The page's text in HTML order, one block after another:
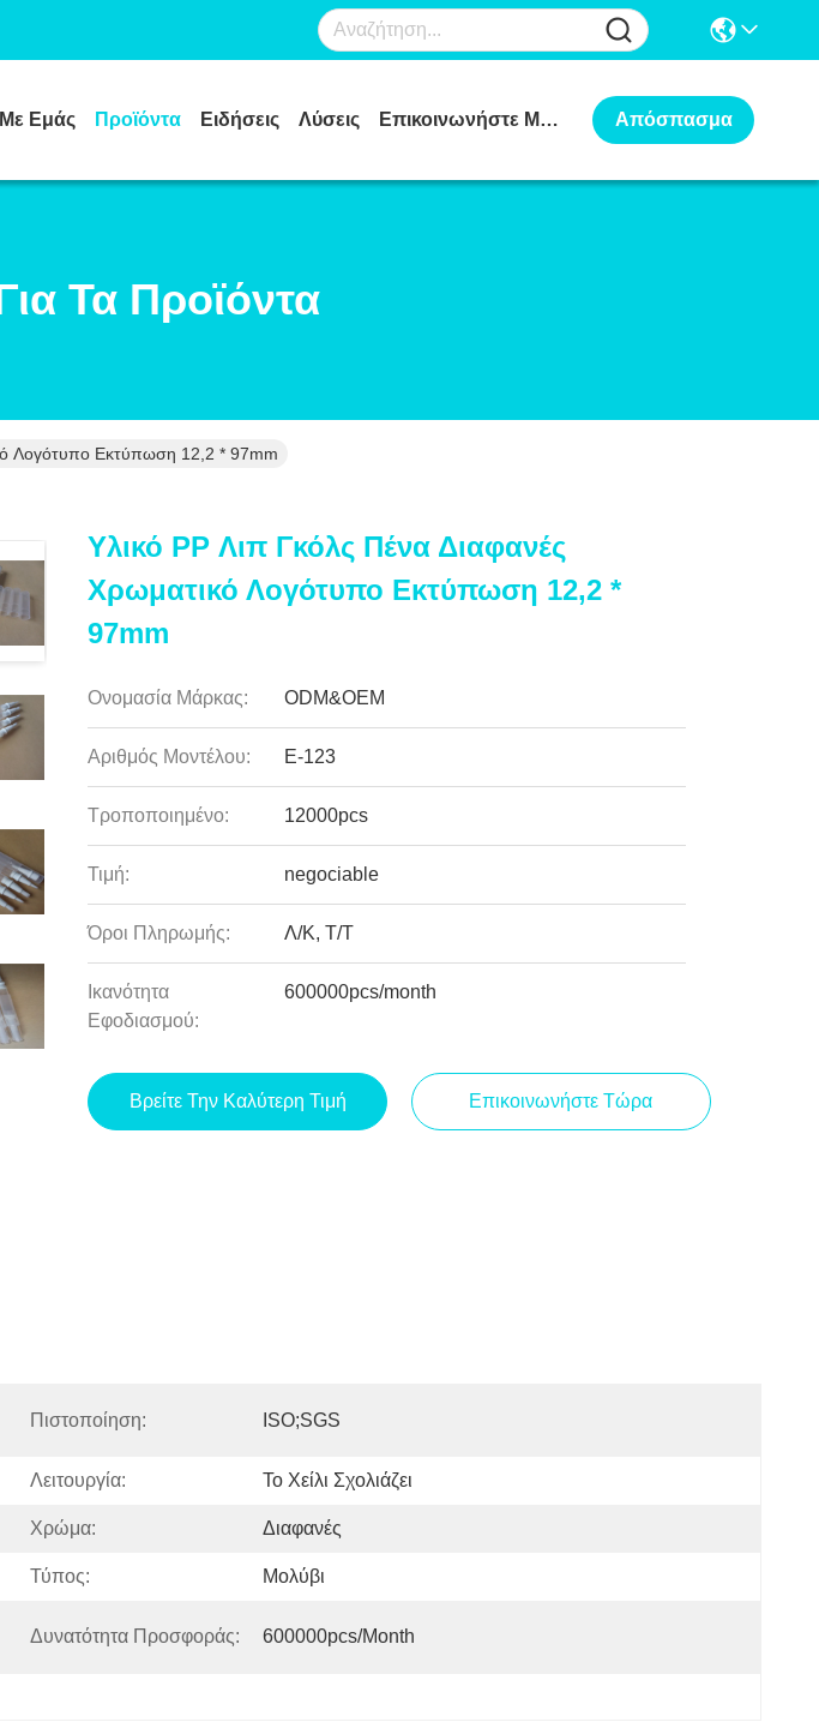
Με Εμάς Προϊόντα Ειδήσεις Λύσεις Επικοινωνήστε Μαζί Μας Απόσπασμα
Τα Προϊόντα
Λογότυπο Εκτύπωση 12,2 * 97mm
Υλικό PP Λιπ Γκόλς Πένα Διαφανές
Χρωματικό Λογότυπο Εκτύπωση 12,2 *
97mm
Ονομασία Μάρκας: ODM&OEM
Αριθμός Μοντέλου: Ε-123
Τροποποιημένο: 12000pcs
Τιμή: negociable
Όροι Πληρωμής: Λ/Κ, Τ/Τ
Ικανότητα
Εφοδιασμού:
600000pcs/month
Βρείτε Την Καλύτερη Τιμή Επικοινωνήστε Τώρα
Πιστοποίηση: ISO;SGS
Λειτουργία: Το Χείλι Σχολιάζει
Χρώμα: Διαφανές
Τύπος: Μολύβι
Δυνατότητα Προσφοράς: 600000pcs/month